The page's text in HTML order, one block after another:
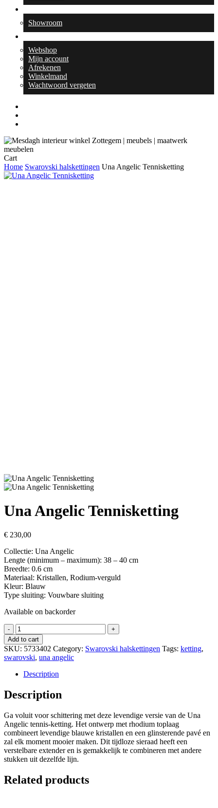
Showroom
Webshop
Mijn account
Afrekenen
Winkelmand
Wachtwoord vergeten
CartClose
Cart
Home Swarovski halskettingen Una Angelic Tennisketting
Una Angelic Tennisketting
€ 230,00
Collectie: Una Angelic
Lengte (minimum – maximum): 38 – 40 cm
Breedte: 0.6 cm
Materiaal: Kristallen, Rodium-verguld
Kleur: Blauw
Type sluiting: Vouwbare sluiting
Available on backorder
Una
Angelic
Tennisketting
quantity
Add to cart
SKU: 5733402 Category: Swarovski halskettingen Tags: ketting,
swarovski, una angelic
Description
Description
Ga voluit voor schittering met deze levendige versie van de Una
Angelic tennis-ketting. Het ontwerp met rhodium toplaag
combineert levendige blauwe kristallen en een glinsterende pavé en
zal elk moment mooier maken. Dit tijdloze sieraad heeft een
verstelbare extender en is gemakkelijk te combineren met andere
stukken uit dezelfde lijn.
Related products